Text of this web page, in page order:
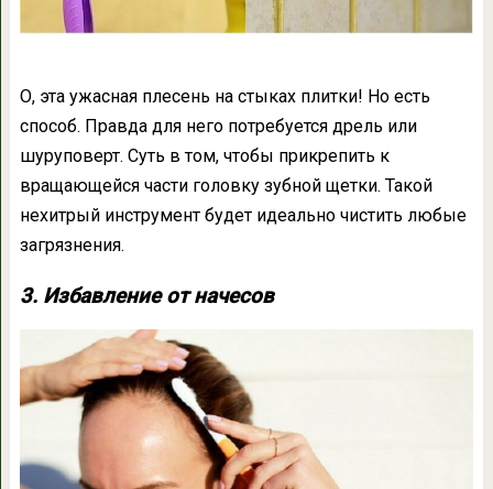
О, эта ужасная плесень на стыках плитки! Но есть
способ. Правда для него потребуется дрель или
шуруповерт. Суть в том, чтобы прикрепить к
вращающейся части головку зубной щетки. Такой
нехитрый инструмент будет идеально чистить любые
загрязнения.
3. Избавление от начесов